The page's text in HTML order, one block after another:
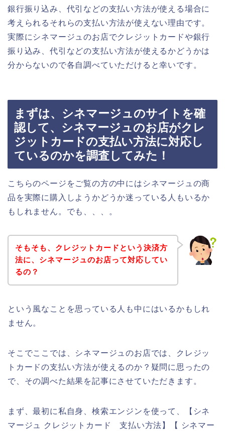
銀行振り込み、代引などの支払い方法が使える場合に
考えられるそれらの支払い方法が使えない理由です。
実際にシネマージュのお店でクレジットカードや銀行
振り込み、代引などの支払い方法が使えるかどうかは
分からないので各自調べていただけると幸いです。
まずは、シネマージュのサイトを確
認して、シネマージュのお店がクレ
ジットカードの支払い方法に対応し
ているのかを調査してみた！
こちらのページをご覧の方の中にはシネマージュの商
品を実際に購入しようかどうか迷っている人もいるか
もしれません。でも、、、。
そもそも、クレジットカードという決済方
法に、シネマージュのお店って対応してい
るの？
という風なことを思っている人も中にはいるかもしれ
ません。
そこでここでは、シネマージュのお店では、クレジッ
トカードの支払い方法が使えるのか？疑問に思ったの
で、その調べた結果を記事にさせていただきます。
まず、最初に私自身、検索エンジンを使って、【シネ
マージュ クレジットカード 支払い方法】【 シネマー